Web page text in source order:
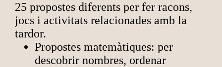
25 propostes diferents per fer racons,
jocs i activitats relacionades amb la
tardor.
Propostes matemàtiques: per
descobrir nombres, ordenar